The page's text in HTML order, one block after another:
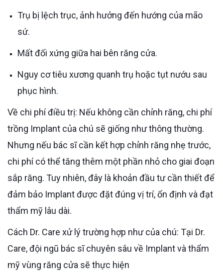
Trụ bị lệch trục, ảnh hưởng đến hướng của mão
sứ.
Mất đối xứng giữa hai bên răng cửa.
Nguy cơ tiêu xương quanh trụ hoặc tụt nướu sau
phục hình.
Về chi phí điều trị: Nếu không cần chỉnh răng, chi phí
trồng Implant của chú sẽ giống như thông thường.
Nhưng nếu bác sĩ cần kết hợp chỉnh răng nhẹ trước,
chi phí có thể tăng thêm một phần nhỏ cho giai đoạn
sắp răng. Tuy nhiên, đây là khoản đầu tư cần thiết để
đảm bảo Implant được đặt đúng vị trí, ổn định và đạt
thẩm mỹ lâu dài.
Cách Dr. Care xử lý trường hợp như của chú: Tại Dr.
Care, đội ngũ bác sĩ chuyên sâu về Implant và thẩm
mỹ vùng răng cửa sẽ thực hiện